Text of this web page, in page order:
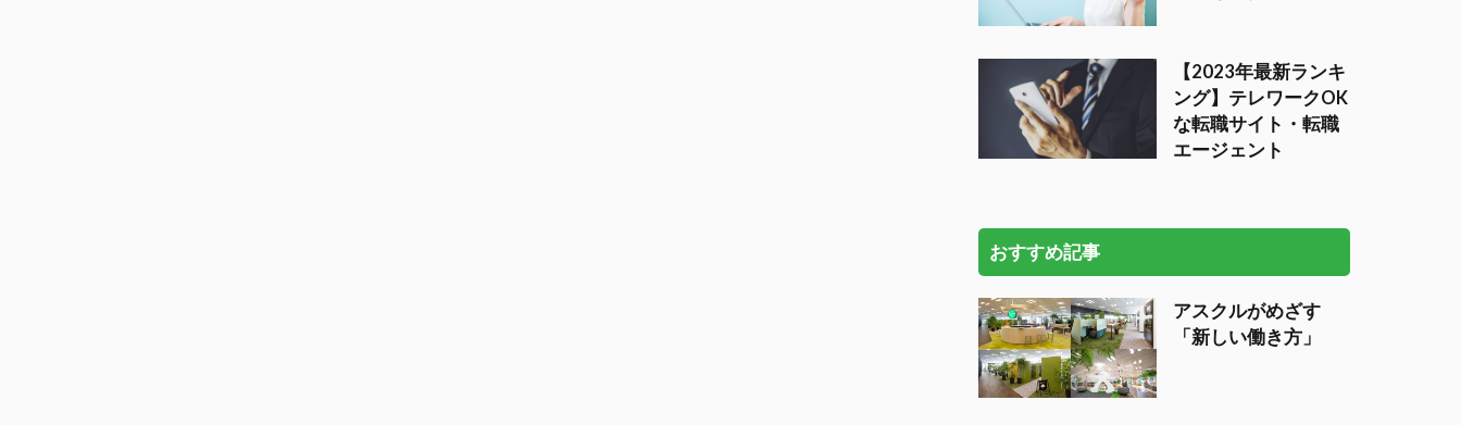
【2023年最新ランキ
ング】テレワークOK
な転職サイト・転職
エージェント
おすすめ記事
アスクルがめざす
「新しい働き方」